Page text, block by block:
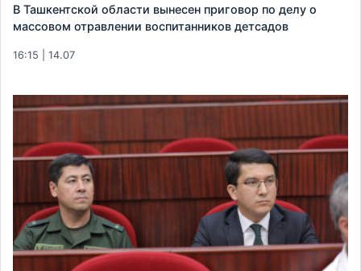
В Ташкентской области вынесен приговор по делу о
массовом отравлении воспитанников детсадов
16:15 | 14.07